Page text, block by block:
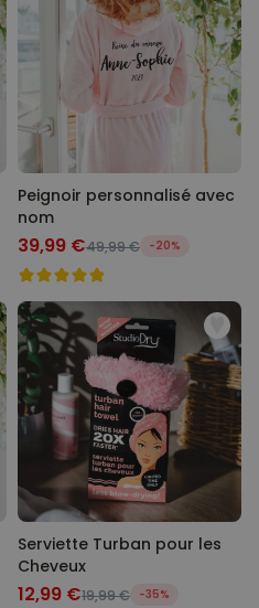
Peignoir personnalisé avec
nom
39,99 €49,99 € -20%
Serviette Turban pour les
Cheveux
12,99 €19,99 € -35%